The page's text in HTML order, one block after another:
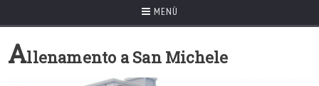
MENÙ
Allenamento a San Michele